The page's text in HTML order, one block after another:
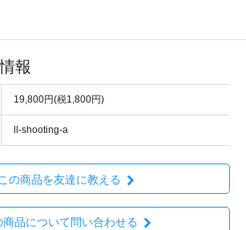
報
19,800円(税1,800円)
ll-shooting-a
この商品を友達に教える
商品について問い合わせる